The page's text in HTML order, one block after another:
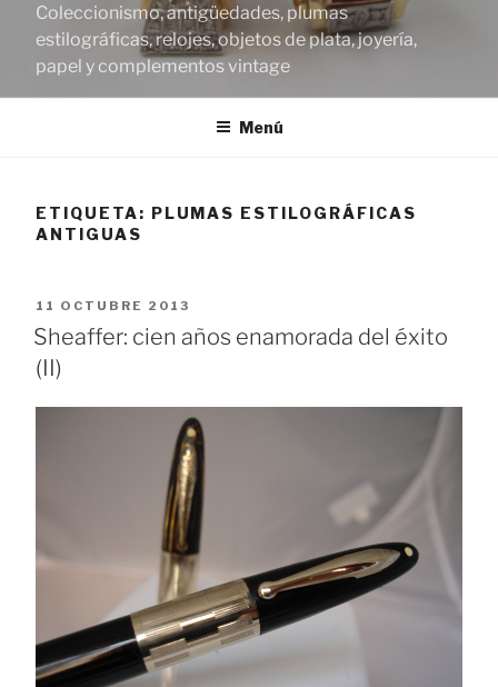
Coleccionismo, antigüedades, plumas
estilográficas, relojes, objetos de plata, joyería,
papel y complementos vintage
Menú
ETIQUETA: PLUMAS ESTILOGRÁFICAS
ANTIGUAS
PUBLICADO
EL
11 OCTUBRE 2013
Sheaffer: cien años enamorada del éxito
(II)